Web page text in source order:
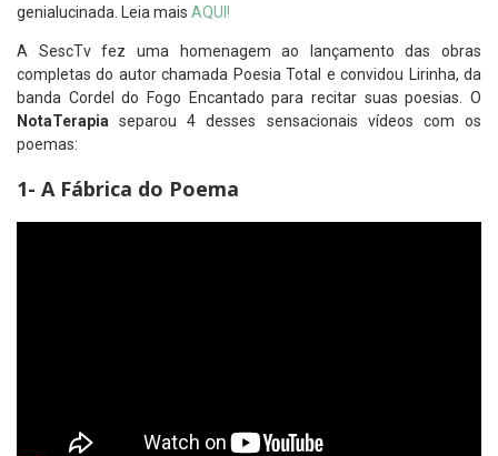
genialucinada. Leia mais AQUI!
A SescTv fez uma homenagem ao lançamento das obras
completas do autor chamada Poesia Total e convidou Lirinha, da
banda Cordel do Fogo Encantado para recitar suas poesias. O
NotaTerapia separou 4 desses sensacionais vídeos com os
poemas:
1- A Fábrica do Poema